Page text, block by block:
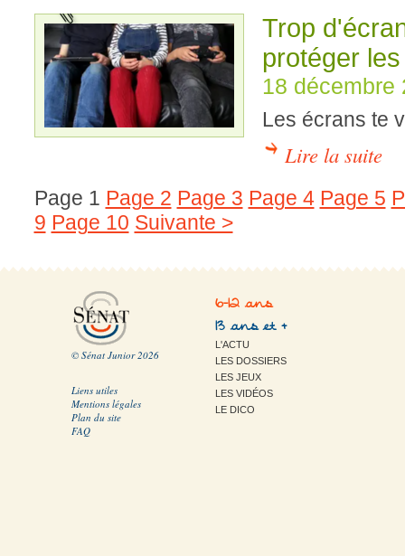
Trop
protéger
18 décembre
Les écrans te
Lire la suite
Page 1 Page 2 Page 3 Page 4 Page 5
9 Page 10 Suivante >
© Sénat Junior 2026
Liens utiles
Mentions légales
Plan du site
FAQ
6-12 ans
13 ans et +
L'ACTU
LES DOSSIERS
LES JEUX
LES VIDÉOS
LE DICO